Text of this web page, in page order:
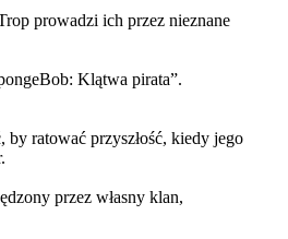
prowadzi ich przez nieznane
Klątwa pirata”.
ratować przyszłość, kiedy jego
przez własny klan,